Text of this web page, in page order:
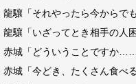
龍驤「それやったら今からで
龍驤「いざってとき相手の人
赤城「どういうことですか……
赤城「今どき、たくさん食べ